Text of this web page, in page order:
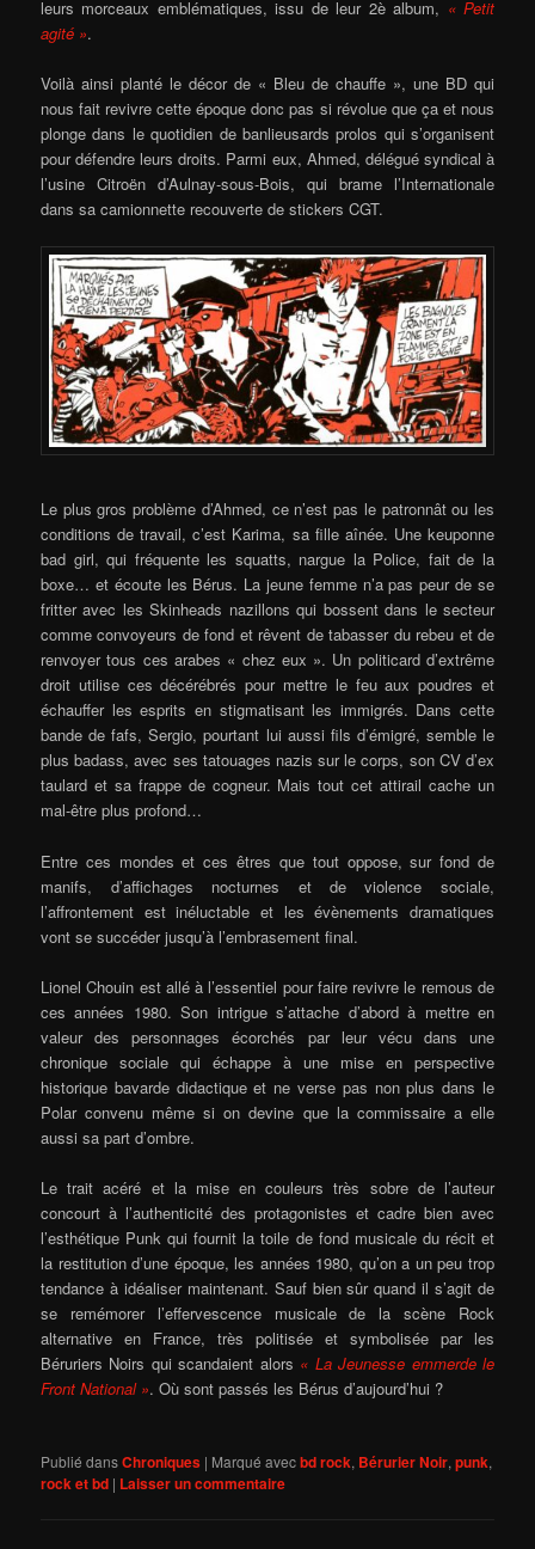
leurs morceaux emblématiques, issu de leur 2è album, « Petit
agité ».
Voilà ainsi planté le décor de « Bleu de chauffe », une BD qui
nous fait revivre cette époque donc pas si révolue que ça et nous
plonge dans le quotidien de banlieusards prolos qui s’organisent
pour défendre leurs droits. Parmi eux, Ahmed, délégué syndical à
l’usine Citroën d’Aulnay-sous-Bois, qui brame l’Internationale
dans sa camionnette recouverte de stickers CGT.
Le plus gros problème d’Ahmed, ce n’est pas le patronnât ou les
conditions de travail, c’est Karima, sa fille aînée. Une keuponne
bad girl, qui fréquente les squatts, nargue la Police, fait de la
boxe… et écoute les Bérus. La jeune femme n’a pas peur de se
fritter avec les Skinheads nazillons qui bossent dans le secteur
comme convoyeurs de fond et rêvent de tabasser du rebeu et de
renvoyer tous ces arabes « chez eux ». Un politicard d’extrême
droit utilise ces décérébrés pour mettre le feu aux poudres et
échauffer les esprits en stigmatisant les immigrés. Dans cette
bande de fafs, Sergio, pourtant lui aussi fils d’émigré, semble le
plus badass, avec ses tatouages nazis sur le corps, son CV d’ex
taulard et sa frappe de cogneur. Mais tout cet attirail cache un
mal-être plus profond…
Entre ces mondes et ces êtres que tout oppose, sur fond de
manifs, d’affichages nocturnes et de violence sociale,
l’affrontement est inéluctable et les évènements dramatiques
vont se succéder jusqu’à l’embrasement final.
Lionel Chouin est allé à l’essentiel pour faire revivre le remous de
ces années 1980. Son intrigue s’attache d’abord à mettre en
valeur des personnages écorchés par leur vécu dans une
chronique sociale qui échappe à une mise en perspective
historique bavarde didactique et ne verse pas non plus dans le
Polar convenu même si on devine que la commissaire a elle
aussi sa part d’ombre.
Le trait acéré et la mise en couleurs très sobre de l’auteur
concourt à l’authenticité des protagonistes et cadre bien avec
l’esthétique Punk qui fournit la toile de fond musicale du récit et
la restitution d’une époque, les années 1980, qu’on a un peu trop
tendance à idéaliser maintenant. Sauf bien sûr quand il s’agit de
se remémorer l’effervescence musicale de la scène Rock
alternative en France, très politisée et symbolisée par les
Béruriers Noirs qui scandaient alors « La Jeunesse emmerde le
Front National ». Où sont passés les Bérus d’aujourd’hui ?
Publié dansChroniques | Marqué avecbd rock, Bérurier Noir,punk,
rock et bd | Laisser un commentaire